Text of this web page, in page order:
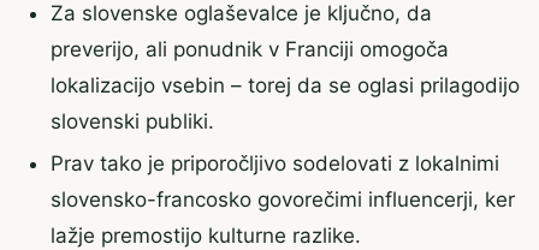
Za slovenske oglaševalce je ključno, da
preverijo, ali ponudnik v Franciji omogoča
lokalizacijo vsebin – torej da se oglasi prilagodijo
slovenski publiki.
Prav tako je priporočljivo sodelovati z lokalnimi
slovensko-francosko govorečimi influencerji, ker
lažje premostijo kulturne razlike.